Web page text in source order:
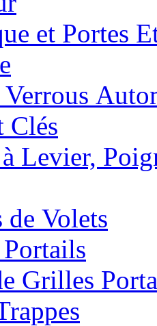
et Portes
Verrous
Clés
Levier,
de Volets
Grilles